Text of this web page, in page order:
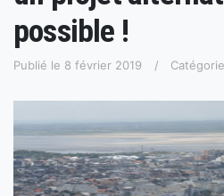
possible !
Publié le 8 février 2019